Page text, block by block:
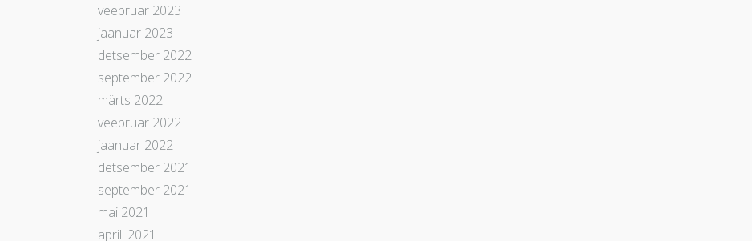
veebruar 2023
jaanuar 2023
detsember 2022
september 2022
märts 2022
veebruar 2022
jaanuar 2022
detsember 2021
september 2021
mai 2021
aprill 2021